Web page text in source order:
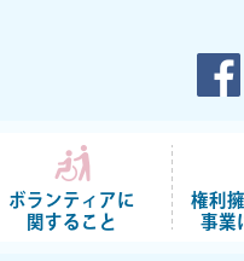
ボランティアに
関すること
権利
事業